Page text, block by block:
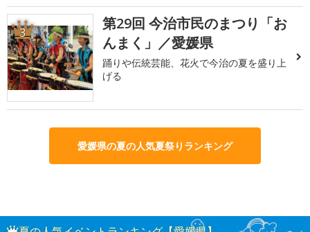
3
第29回 今治市民のまつり「お
んまく」／愛媛県
踊りや伝統芸能、花火で今治の夏を盛り上
げる
愛媛県の夏の人気夏祭りランキング